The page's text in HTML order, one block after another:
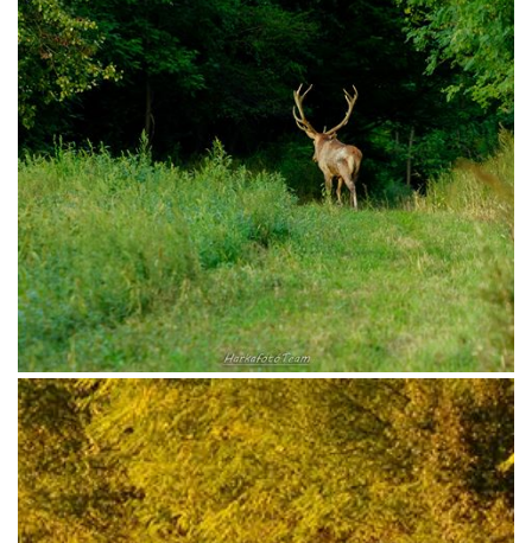
HAGYATÉKOK
FESTMÉNYEK
FÉNYKÉPEK
EGYEBEK
VIDEÓK
DOKUMENTUMOK
KAPCSOLAT